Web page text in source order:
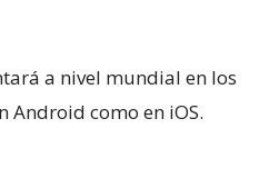
a nivel mundial en los
Android como en iOS.